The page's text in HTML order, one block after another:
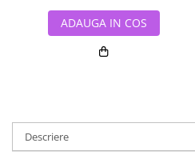
ADAUGA IN COS
Descriere